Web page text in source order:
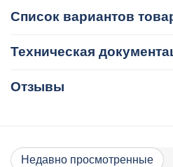
Список вариантов
Техническая
Отзывы
Недавно просмотренные